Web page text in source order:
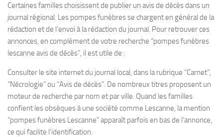
Certaines familles choisissent de publier un avis de décès dans un
journal régional. Les pompes funèbres se chargent en général de la
rédaction et de l’envoi à la rédaction du journal. Pour retrouver ces
annonces, en complément de votre recherche “pompes funèbres
lescanne avis de décès”, il est utile de :
Consulter le site internet du journal local, dans la rubrique “Carnet”,
“Nécrologie” ou “Avis de décès”. De nombreux titres proposent un
moteur de recherche par nom et par ville. Quand les familles
confient les obsèques à une société comme Lescanne, la mention
“pompes funèbres Lescanne” apparaît parfois en bas de l’annonce,
ce qui facilite l’identification.